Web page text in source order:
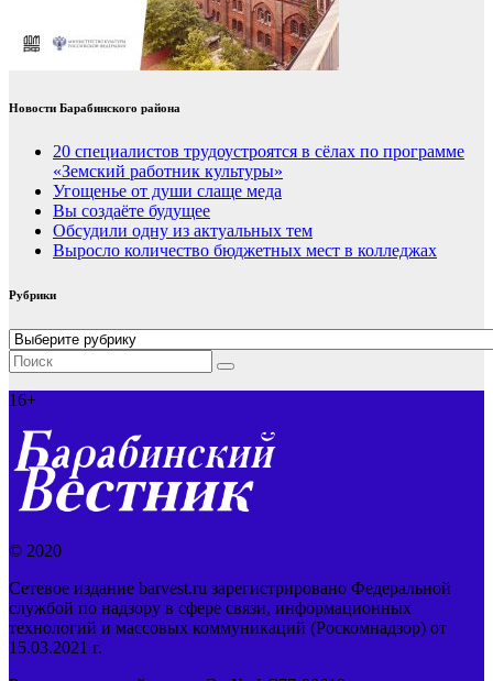
Новости Барабинского района
20 специалистов трудоустроятся в сёлах по программе
«Земский работник культуры»
Угощенье от души слаще меда
Вы создаёте будущее
Обсудили одну из актуальных тем
Выросло количество бюджетных мест в колледжах
Рубрики
Рубрики
16+
© 2020
Сетевое издание barvest.ru зарегистрировано Федеральной
службой по надзору в сфере связи, информационных
технологий и массовых коммуникаций (Роскомнадзор) от
15.03.2021 г.